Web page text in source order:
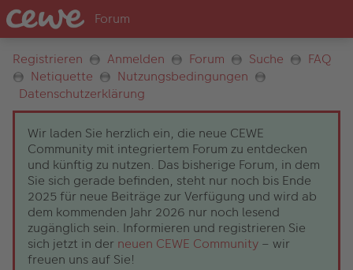
Registrieren Anmelden Forum Suche
FAQ
Netiquette
Nutzungsbedingungen
Datenschutzerklärung
Wir laden Sie herzlich ein, die neue CEWE
Community mit integriertem Forum zu entdecken
und künftig zu nutzen. Das bisherige Forum, in dem
Sie sich gerade befinden, steht nur noch bis Ende
2025 für neue Beiträge zur Verfügung und wird ab
dem kommenden Jahr 2026 nur noch lesend
zugänglich sein. Informieren und registrieren Sie
sich jetzt in der neuen CEWE Community – wir
freuen uns auf Sie!